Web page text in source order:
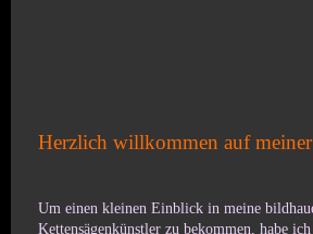
Herzlich willkommen auf
Um einen kleinen Einblick in meine
Kettensägenkünstler zu bekommen, habe